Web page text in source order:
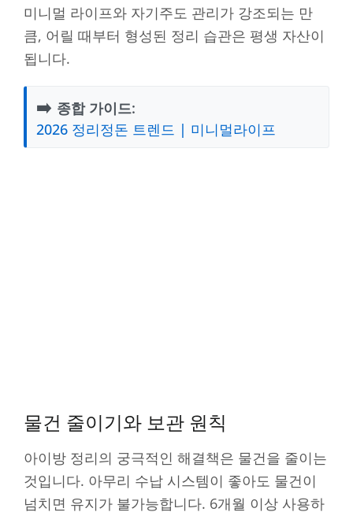
미니멀 라이프와 자기주도 관리가 강조되는 만
큼, 어릴 때부터 형성된 정리 습관은 평생 자산이
됩니다.
➡️ 종합 가이드:
2026 정리정돈 트렌드 | 미니멀라이프
물건 줄이기와 보관 원칙
아이방 정리의 궁극적인 해결책은 물건을 줄이는
것입니다. 아무리 수납 시스템이 좋아도 물건이
넘치면 유지가 불가능합니다. 6개월 이상 사용하